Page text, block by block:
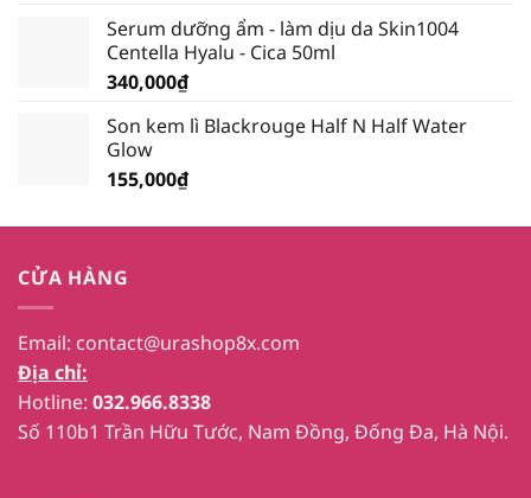
Serum dưỡng ẩm - làm dịu da Skin1004
Centella Hyalu - Cica 50ml
340,000₫
Son kem lì Blackrouge Half N Half Water
Glow
155,000₫
CỬA HÀNG
Email: contact@urashop8x.com
Địa chỉ:
Hotline: 032.966.8338
Số 110b1 Trần Hữu Tước, Nam Đồng, Đống Đa, Hà Nội.